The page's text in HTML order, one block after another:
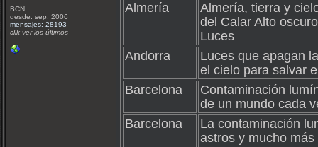
BCN
desde: sep, 2006
mensajes: 28193
clik ver los últimos
Almería
Almería, tierra y
del Calar Alto
Luces
Andorra
Luces que apagan
el cielo para salvar
Barcelona
Contaminación
de un mundo cada
Barcelona
La contaminación
astros y mucho más